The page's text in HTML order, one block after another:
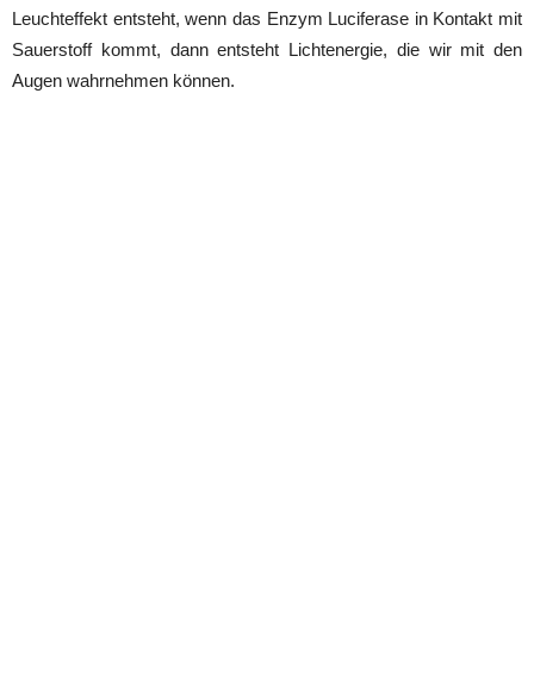
Leuchteffekt entsteht, wenn das Enzym Luciferase in Kontakt mit
Sauerstoff kommt, dann entsteht Lichtenergie, die wir mit den
Augen wahrnehmen können.